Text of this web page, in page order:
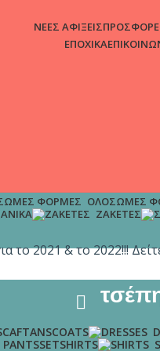
ΝΕΕΣ ΑΦΙΞΕΙΣ
ΕΠΟΧΙΚΑ
ΟΛΌΣΩΜΕΣ
ΖΑΚΈΤΕΣ
το 2021 & το 2022!!!
CAFTANSCOATS
PANTSSETSHIRTS